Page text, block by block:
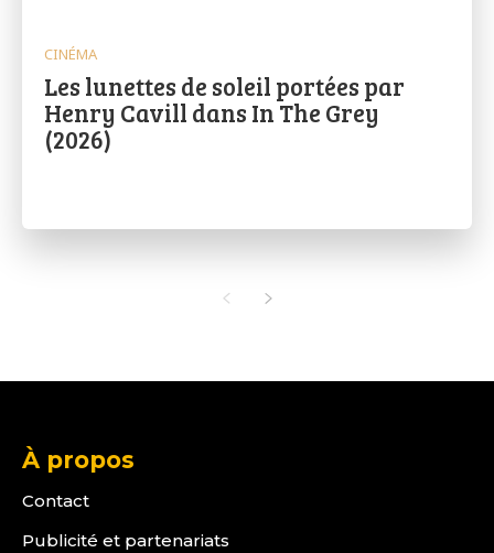
CINÉMA
Les lunettes de soleil portées par
Henry Cavill dans In The Grey
(2026)
À propos
Contact
Publicité et partenariats